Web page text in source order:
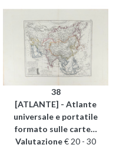
38
[ATLANTE] - Atlante
universale e portatile
formato sulle carte…
Valutazione€ 20 - 30